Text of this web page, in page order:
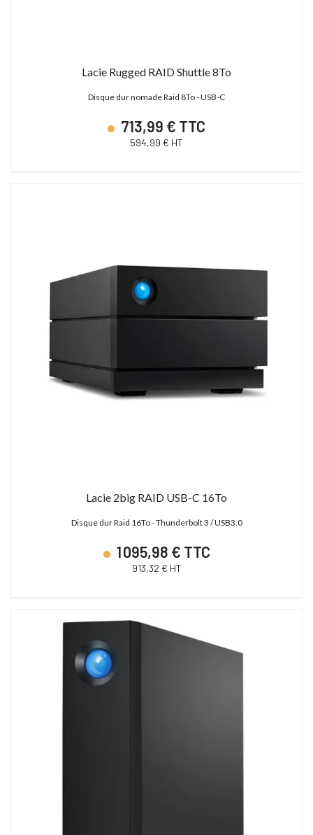
Lacie Rugged RAID Shuttle 8To
Disque dur nomade Raid 8To - USB-C
713,99 € TTC
594,99 € HT
Lacie 2big RAID USB-C 16To
Disque dur Raid 16To - Thunderbolt 3 / USB3.0
1 095,98 € TTC
913,32 € HT